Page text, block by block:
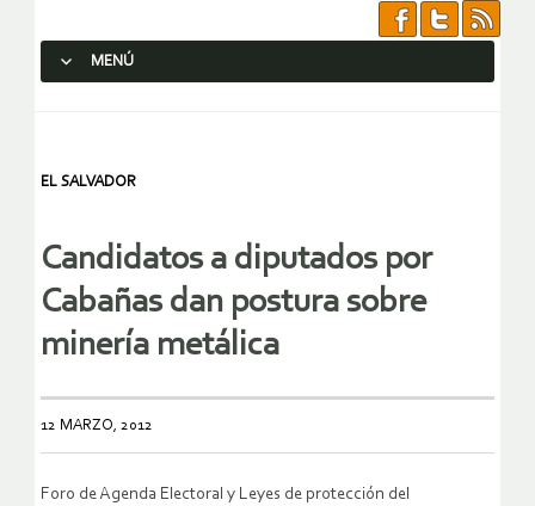
MENÚ
EL SALVADOR
Candidatos a diputados por
Cabañas dan postura sobre
minería metálica
12 MARZO, 2012
Foro de Agenda Electoral y Leyes de protección del